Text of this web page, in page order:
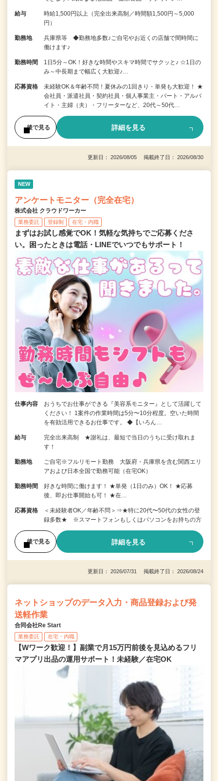
給与
時給1,500円以上（完全出来高制／時間額1,500円～5,000
円）
勤務地
兵庫県等 ◆勤務地多数♪ご自宅やお近くの店舗で間時間に
働けます♪
勤務時間
1日5分～OK！好きな時間やスキマ時間でサクッと♪ ☆1日の
み～中長期まで幅広く大歓迎♪…
応募資格
未経験OK＆年齢不問！夏休みの1回きり・単発も大歓迎！ ★
会社員・派遣社員・契約社員・個人事業主・パート・アルバ
イト・主婦（夫）・フリーターなど、20代～50代…
後で見る 詳細を見る
更新日： 2026/08/05 掲載終了日： 2026/08/30
NEW
アンケートモニター（完全在宅）
株式会社 クラウドワーカー
業務委託 登録制 在宅・内職
まずはお試し感覚でOK！気軽な気持ちでご応募くださ
い。困ったときは電話・LINEでいつでもサポート！
仕事内容
おうちでお仕事ができる『美容系モニター』として活躍して
ください！ 1案件の作業時間は5分〜10分程度。空いた時間
を有効活用できるお仕事です。 ◆【いろん…
給与
完全出来高制 ★謝礼は、最短で当日のうちに受け取れま
す！
勤務地
ご自宅※フルリモート勤務 大阪府・兵庫県を含む関西エリ
アおよび日本全国で勤務可能（在宅OK）
勤務時間
好きな時間に働けます！ ★単発（1日のみ）OK！ ★応募
後、即お仕事開始も可！ ★在…
応募資格
＜未経験者OK／年齢不問＞⇒★特に20代〜50代の女性の登
録多数★ ※スマートフォンもしくはパソコンをお持ちの方
後で見る 詳細を見る
更新日： 2026/07/31 掲載終了日： 2026/08/24
ネットショップのデータ入力・商品登録および発
送軽作業
合同会社Re Start
業務委託 在宅・内職
【Wワーク歓迎！】副業で月15万円前後を見込めるフリ
マアプリ出品の運用サポート！未経験／在宅OK